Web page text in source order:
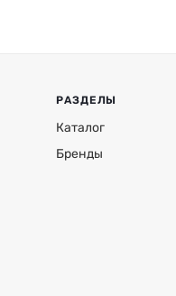
РАЗДЕЛЫ
Каталог
Бренды